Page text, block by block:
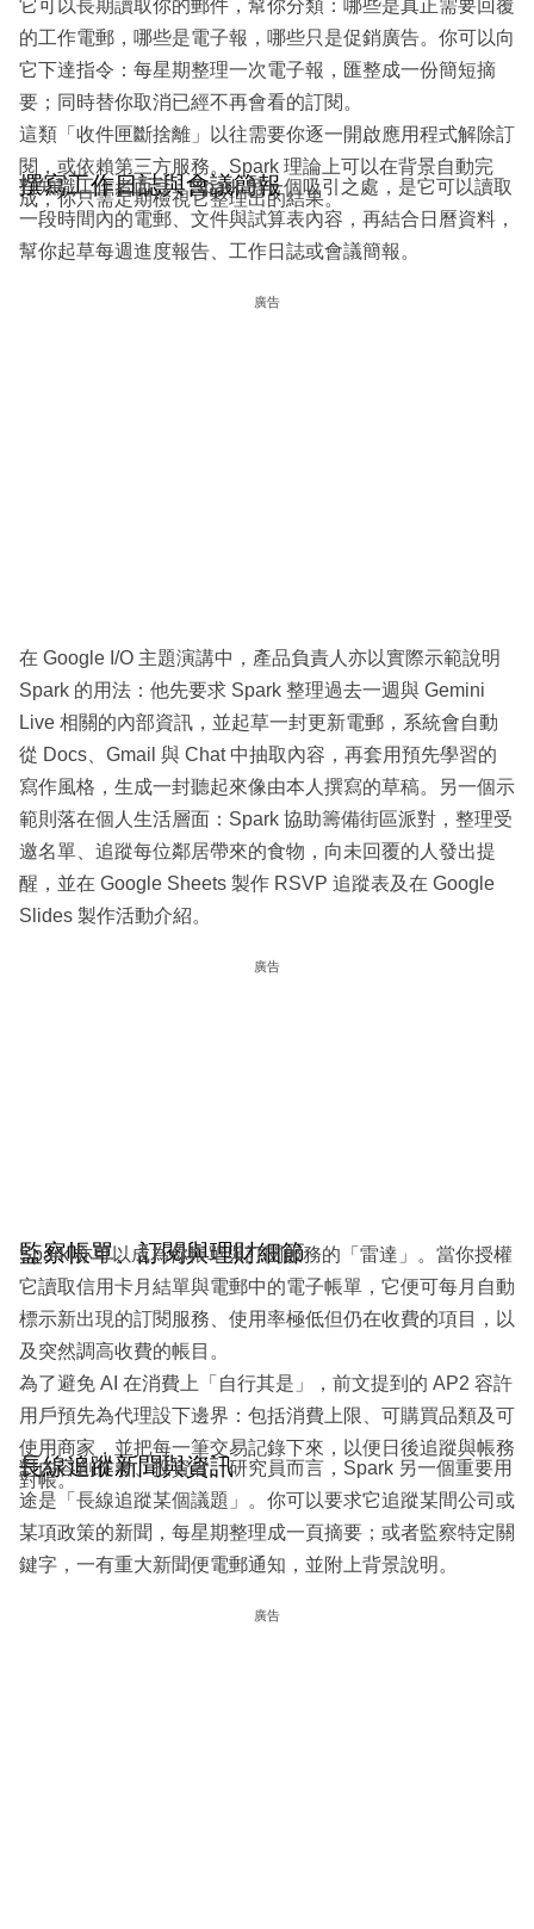
它可以長期讀取你的郵件，幫你分類：哪些是真正需要回覆
的工作電郵，哪些是電子報，哪些只是促銷廣告。你可以向
它下達指令：每星期整理一次電子報，匯整成一份簡短摘
要；同時替你取消已經不再會看的訂閱。
這類「收件匣斷捨離」以往需要你逐一開啟應用程式解除訂
閱，或依賴第三方服務。Spark 理論上可以在背景自動完
成，你只需定期檢視它整理出的結果。
撰寫工作日誌與會議簡報
對知識工作者而言，Spark 另一個吸引之處，是它可以讀取
一段時間內的電郵、文件與試算表內容，再結合日曆資料，
幫你起草每週進度報告、工作日誌或會議簡報。
廣告
在 Google I/O 主題演講中，產品負責人亦以實際示範說明
Spark 的用法：他先要求 Spark 整理過去一週與 Gemini
Live 相關的內部資訊，並起草一封更新電郵，系統會自動
從 Docs、Gmail 與 Chat 中抽取內容，再套用預先學習的
寫作風格，生成一封聽起來像由本人撰寫的草稿。另一個示
範則落在個人生活層面：Spark 協助籌備街區派對，整理受
邀名單、追蹤每位鄰居帶來的食物，向未回覆的人發出提
醒，並在 Google Sheets 製作 RSVP 追蹤表及在 Google
Slides 製作活動介紹。
廣告
監察帳單、訂閱與理財細節
Spark 亦可以成為你帳單與訂閱服務的「雷達」。當你授權
它讀取信用卡月結單與電郵中的電子帳單，它便可每月自動
標示新出現的訂閱服務、使用率極低但仍在收費的項目，以
及突然調高收費的帳目。
為了避免 AI 在消費上「自行其是」，前文提到的 AP2 容許
用戶預先為代理設下邊界：包括消費上限、可購買品類及可
使用商家，並把每一筆交易記錄下來，以便日後追蹤與帳務
對帳。
長線追蹤新聞與資訊
對內容創作者、投資者、研究員而言，Spark 另一個重要用
途是「長線追蹤某個議題」。你可以要求它追蹤某間公司或
某項政策的新聞，每星期整理成一頁摘要；或者監察特定關
鍵字，一有重大新聞便電郵通知，並附上背景說明。
廣告